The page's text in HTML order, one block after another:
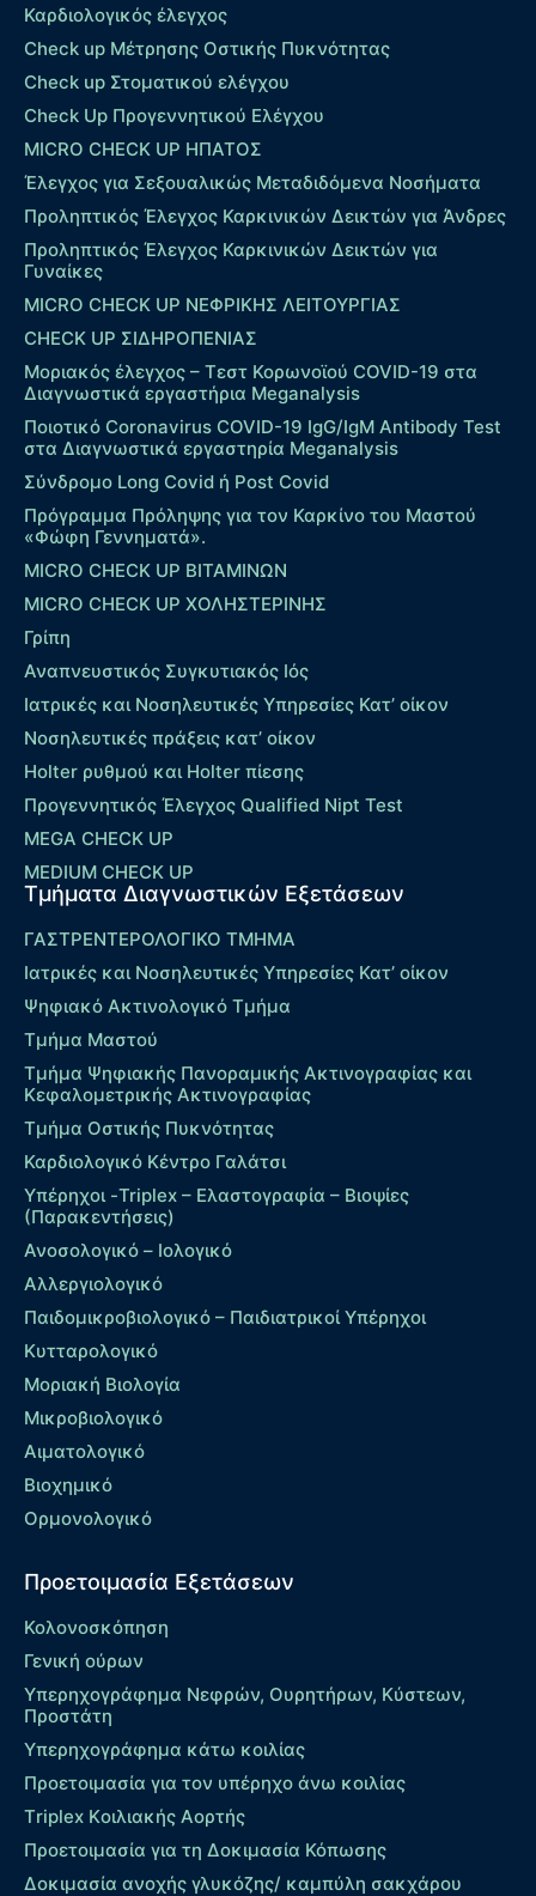
Καρδιολογικός έλεγχος
Check up Mέτρησης Οστικής Πυκνότητας
Check up Στοματικού ελέγχου
Check Up Προγεννητικού Ελέγχου
MICRO CHECK UP HΠΑΤΟΣ
Έλεγχος για Σεξουαλικώς Μεταδιδόμενα Νοσήματα
Προληπτικός Έλεγχος Καρκινικών Δεικτών για Άνδρες
Προληπτικός Έλεγχος Καρκινικών Δεικτών για
Γυναίκες
MICRO CHECK UP ΝΕΦΡΙΚΗΣ ΛΕΙΤΟΥΡΓΙΑΣ
CHECK UP ΣΙΔΗΡΟΠΕΝΙΑΣ
Μοριακός έλεγχος – Τεστ Κορωνοϊού COVID-19 στα
Διαγνωστικά εργαστήρια Meganalysis
Ποιοτικό Coronavirus COVID-19 IgG/IgM Antibody Test
στα Διαγνωστικά εργαστηρία Meganalysis
Σύνδρομο Long Covid ή Post Covid
Πρόγραμμα Πρόληψης για τον Καρκίνο του Μαστού
«Φώφη Γεννηματά».
MICRO CHECK UP ΒΙΤΑΜΙΝΩΝ
MICRO CHECK UP ΧΟΛΗΣΤΕΡΙΝΗΣ
Γρίπη
Αναπνευστικός Συγκυτιακός Ιός
Ιατρικές και Νοσηλευτικές Υπηρεσίες Κατ’ οίκον
Νοσηλευτικές πράξεις κατ’ οίκον
Holter ρυθμού και Holter πίεσης
Προγεννητικός Έλεγχος Qualified Nipt Test
MEGA CHECK UP
MEDIUM CHECK UP
Τμήματα Διαγνωστικών Εξετάσεων
ΓΑΣΤΡΕΝΤΕΡΟΛΟΓΙΚΟ ΤΜΗΜΑ
Ιατρικές και Νοσηλευτικές Υπηρεσίες Κατ’ οίκον
Ψηφιακό Ακτινολογικό Τμήμα
Τμήμα Μαστού
Τμήμα Ψηφιακής Πανοραμικής Ακτινογραφίας και
Κεφαλομετρικής Ακτινογραφίας
Τμήμα Οστικής Πυκνότητας
Καρδιολογικό Κέντρο Γαλάτσι
Υπέρηχοι -Triplex – Eλαστογραφία – Βιοψίες
(Παρακεντήσεις)
Ανοσολογικό – Ιολογικό
Αλλεργιολογικό
Παιδομικροβιολογικό – Παιδιατρικοί Υπέρηχοι
Κυτταρολογικό
Μοριακή Βιολογία
Μικροβιολογικό
Αιματολογικό
Βιοχημικό
Ορμονολογικό
Προετοιμασία Εξετάσεων
Κολονοσκόπηση
Γενική ούρων
Υπερηχογράφημα Νεφρών, Ουρητήρων, Κύστεων,
Προστάτη
Υπερηχογράφημα κάτω κοιλίας
Προετοιμασία για τον υπέρηχο άνω κοιλίας
Τriplex Kοιλιακής Αορτής
Προετοιμασία για τη Δοκιμασία Κόπωσης
Δοκιμασία ανοχής γλυκόζης/ καμπύλη σακχάρου